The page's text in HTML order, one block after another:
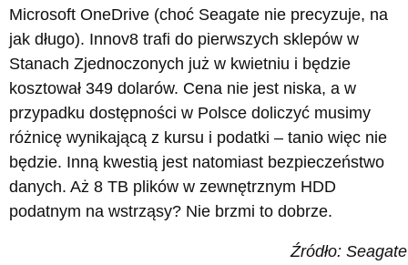
Microsoft OneDrive (choć Seagate nie precyzuje, na
jak długo). Innov8 trafi do pierwszych sklepów w
Stanach Zjednoczonych już w kwietniu i będzie
kosztował 349 dolarów. Cena nie jest niska, a w
przypadku dostępności w Polsce doliczyć musimy
różnicę wynikającą z kursu i podatki – tanio więc nie
będzie. Inną kwestią jest natomiast bezpieczeństwo
danych. Aż 8 TB plików w zewnętrznym HDD
podatnym na wstrząsy? Nie brzmi to dobrze.
Źródło: Seagate